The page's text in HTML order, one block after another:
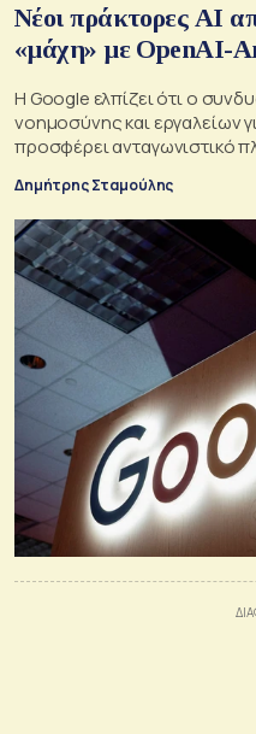
Νέοι πράκτορες ΑΙ
«μάχη» με OpenAI-
Η Google ελπίζει ότι ο
νοημοσύνης και εργαλείων
προσφέρει ανταγωνιστικό
Δημήτρης Σταμούλης